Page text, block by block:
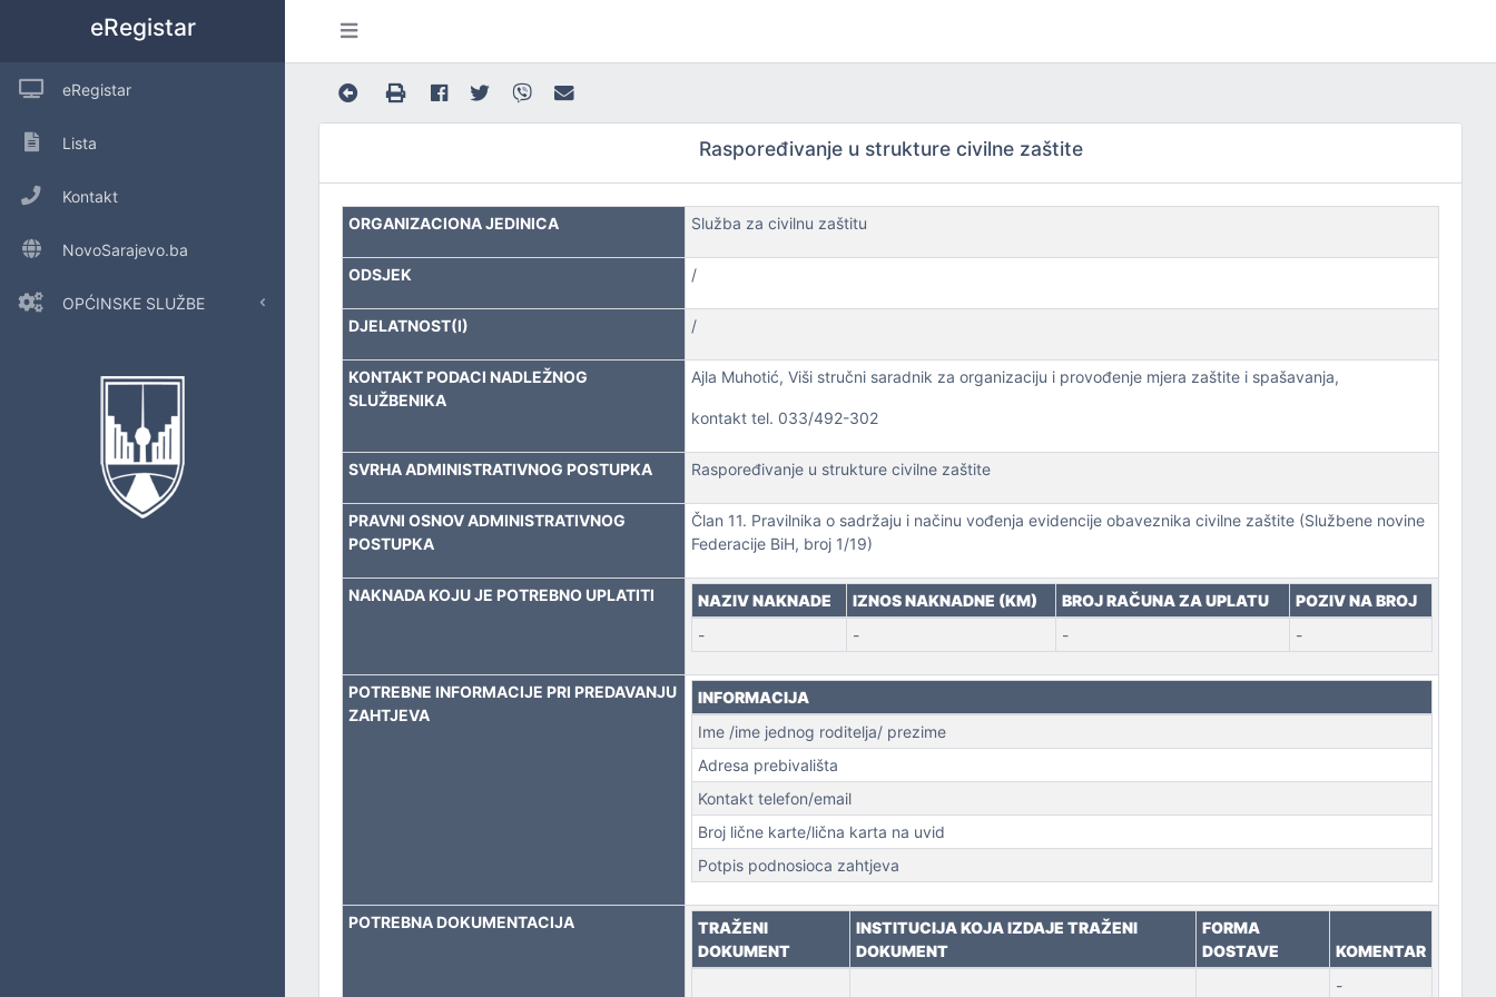
eRegistar
eRegistar
Lista
Kontakt
NovoSarajevo.ba
OPĆINSKE SLUŽBE
POSLOVE OPĆINSKOG VIJEĆA I LOKALNU SAMOUPRAVU
URED ZA INTERNU REVIZIJU
INSPEKCIJSKE POSLOVE
PRIVREDU, BUDŽET I FINANSIJE
OBLAST PROSTORNOG UREĐENJA I URBANIZMA
Raspoređivanje u strukture civilne zaštite
ORGANIZACIONA JEDINICA Služba za civilnu zaštitu
ODSJEK /
DJELATNOST(I) /
KONTAKT PODACI NADLEŽNOG
SLUŽBENIKA
Ajla Muhotić, Viši stručni saradnik za organizaciju i provođenje mjera zaštite i spašavanja,
kontakt tel. 033/492-302
SVRHA ADMINISTRATIVNOG POSTUPKA Raspoređivanje u strukture civilne zaštite
PRAVNI OSNOV ADMINISTRATIVNOG
POSTUPKA
Član 11. Pravilnika o sadržaju i načinu vođenja evidencije obaveznika civilne zaštite (Službene novine
Federacije BiH, broj 1/19)
NAKNADA KOJU JE POTREBNO UPLATITI NAZIV NAKNADE IZNOS NAKNADNE (KM) BROJ RAČUNA ZA UPLATU
POZIV NA BROJ
-
- - -
POTREBNE INFORMACIJE PRI PREDAVANJU
ZAHTJEVA
INFORMACIJA
Ime /ime jednog roditelja/ prezime
Adresa prebivališta
Kontakt telefon/email
Broj lične karte/lična karta na uvid
Potpis podnosioca zahtjeva
POTREBNA DOKUMENTACIJA
TRAŽENI
DOKUMENT
INSTITUCIJA KOJA IZDAJE TRAŽENI
DOKUMENT
FORMA
DOSTAVE
KOMENTAR
-